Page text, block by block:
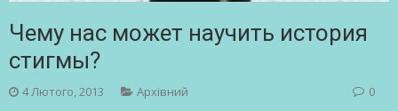
Чему нас может научить история
стигмы?
4 Лютого, 2013 Архівний 0